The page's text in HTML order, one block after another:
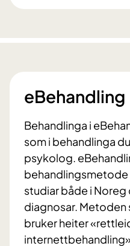
eBehandling
Behandlinga i
som i behandlinga
psykolog.
behandlingsmetode
studiar både i
diagnosar. Metoden
bruker heiter